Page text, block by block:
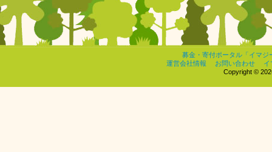
募金・寄付ポータル「イマジ
運営会社情報
お問い合わせ
イ
Copyright ©